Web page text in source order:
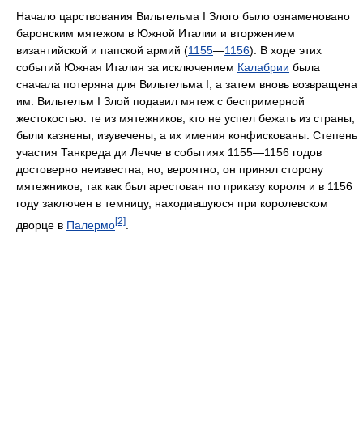
Начало царствования Вильгельма I Злого было ознаменовано
баронским мятежом в Южной Италии и вторжением
византийской и папской армий (1155—1156). В ходе этих
событий Южная Италия за исключением Калабрии была
сначала потеряна для Вильгельма I, а затем вновь возвращена
им. Вильгельм I Злой подавил мятеж с беспримерной
жестокостью: те из мятежников, кто не успел бежать из страны,
были казнены, изувечены, а их имения конфискованы. Степень
участия Танкреда ди Лечче в событиях 1155—1156 годов
достоверно неизвестна, но, вероятно, он принял сторону
мятежников, так как был арестован по приказу короля и в 1156
году заключен в темницу, находившуюся при королевском
дворце в Палермо[2]